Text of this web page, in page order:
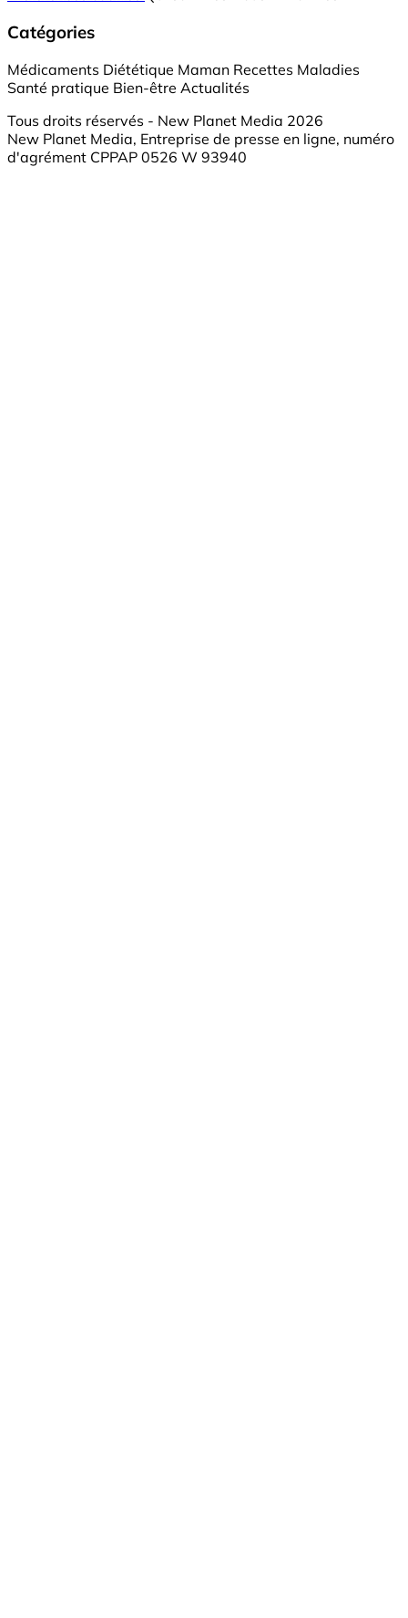
Catégories
Médicaments Diététique Maman Recettes Maladies
Santé pratique Bien-être Actualités
Tous droits réservés - New Planet Media 2026
New Planet Media, Entreprise de presse en ligne, numéro
d'agrément CPPAP 0526 W 93940